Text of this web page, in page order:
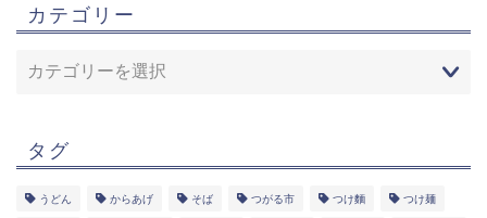
カテゴリー
タグ
うどん からあげ そば つがる市 つけ麵 つけ麺